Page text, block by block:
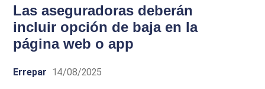
Las aseguradoras deberán
incluir opción de baja en la
página web o app
Errepar 14/08/2025